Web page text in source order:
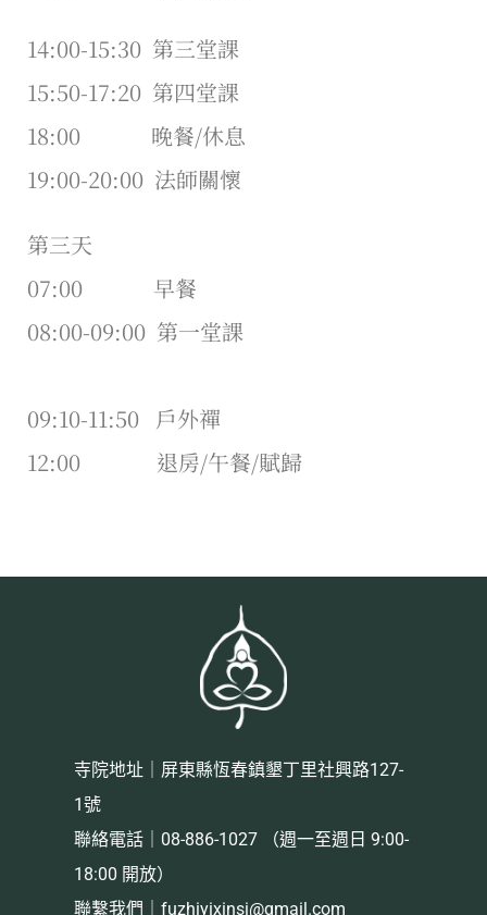
14:00-15:30 第三堂課
15:50-17:20 第四堂課
18:00 晚餐/休息
19:00-20:00 法師關懷
第三天
07:00 早餐
08:00-09:00 第一堂課
09:10-11:50 戶外禪
12:00 退房/午餐/賦歸
寺院地址｜屏東縣恆春鎮墾丁里社興路127-
1號
聯絡電話｜08-886-1027 （週一至週日 9:00-
18:00 開放）
聯繫我們｜fuzhiyixinsi@gmail.com